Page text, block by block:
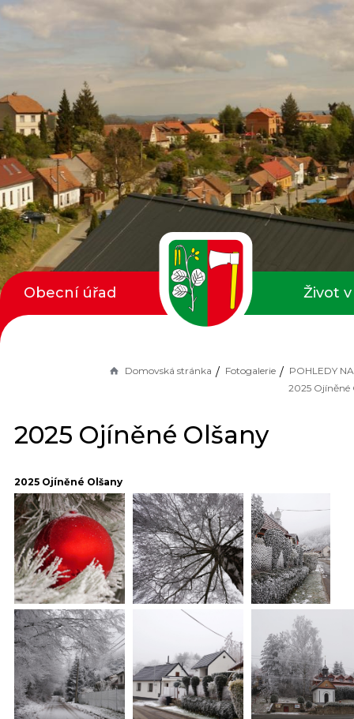
Domovská stránka Fotogalerie
POHLEDY
2025 Ojíněné
2025 Ojíněné Olšany
2025 Ojíněné Olšany
Obecní úřad Život